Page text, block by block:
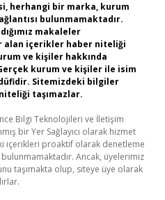
herhangi bir marka, kurum
bulunmamaktadır.
makaleler
alan içerikler haber niteliği
ve kişiler hakkında
kurum ve kişiler ile isim
Sitemizdeki bilgiler
taşımazlar.
Bilgi Teknolojileri ve İletişim
bir Yer Sağlayıcı olarak hizmet
içerikleri proaktif olarak denetleme
Ancak, üyelerimiz
taşımakta olup, siteye üye olarak